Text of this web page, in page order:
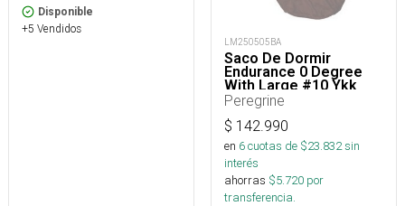
Disponible
+5 Vendidos
LM250505BA
Saco De Dormir
Endurance 0 Degree
With Large #10 Ykk
Zipper
Peregrine
$ 142.990
en 6cuotas de $23.832sin
interés
ahorras $5.720 por
transferencia.